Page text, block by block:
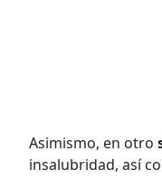
Asimismo, en otro
insalubridad, así